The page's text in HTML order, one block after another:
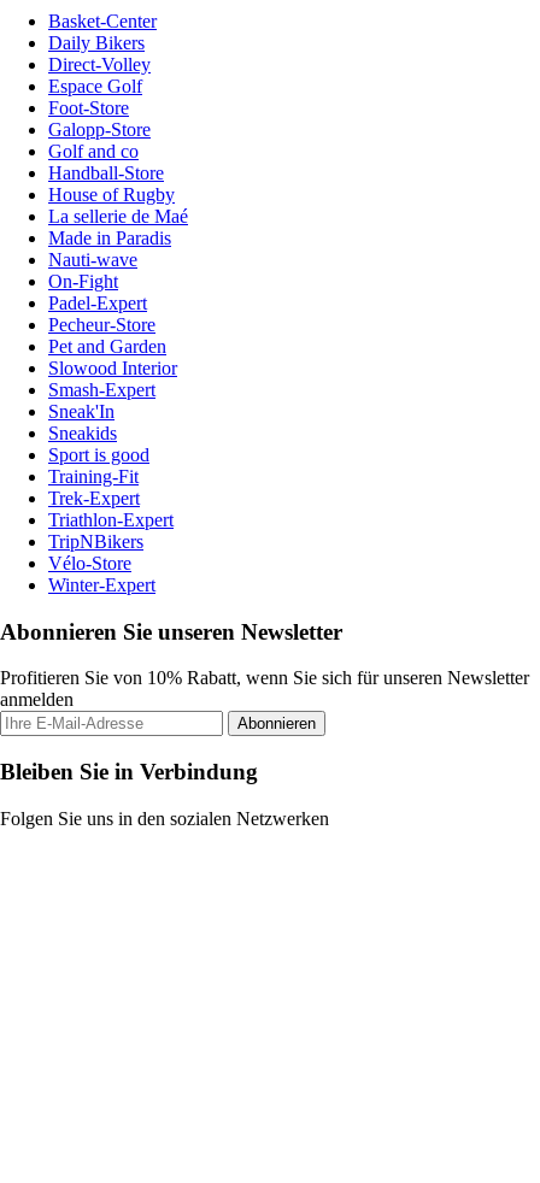
Basket-Center
Daily Bikers
Direct-Volley
Espace Golf
Foot-Store
Galopp-Store
Golf and co
Handball-Store
House of Rugby
La sellerie de Maé
Made in Paradis
Nauti-wave
On-Fight
Padel-Expert
Pecheur-Store
Pet and Garden
Slowood Interior
Smash-Expert
Sneak'In
Sneakids
Sport is good
Training-Fit
Trek-Expert
Triathlon-Expert
TripNBikers
Vélo-Store
Winter-Expert
Abonnieren Sie unseren Newsletter
Profitieren Sie von 10% Rabatt, wenn Sie sich für unseren Newsletter
anmelden
Abonnieren
Bleiben Sie in Verbindung
Folgen Sie uns in den sozialen Netzwerken